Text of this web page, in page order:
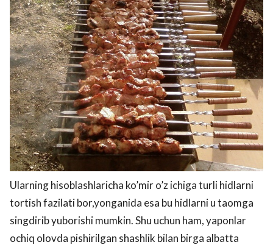
Ularning hisoblashlaricha ko’mir o’z ichiga turli hidlarni
tortish fazilati bor,yonganida esa bu hidlarni u taomga
singdirib yuborishi mumkin. Shu uchun ham, yaponlar
ochiq olovda pishirilgan shashlik bilan birga albatta